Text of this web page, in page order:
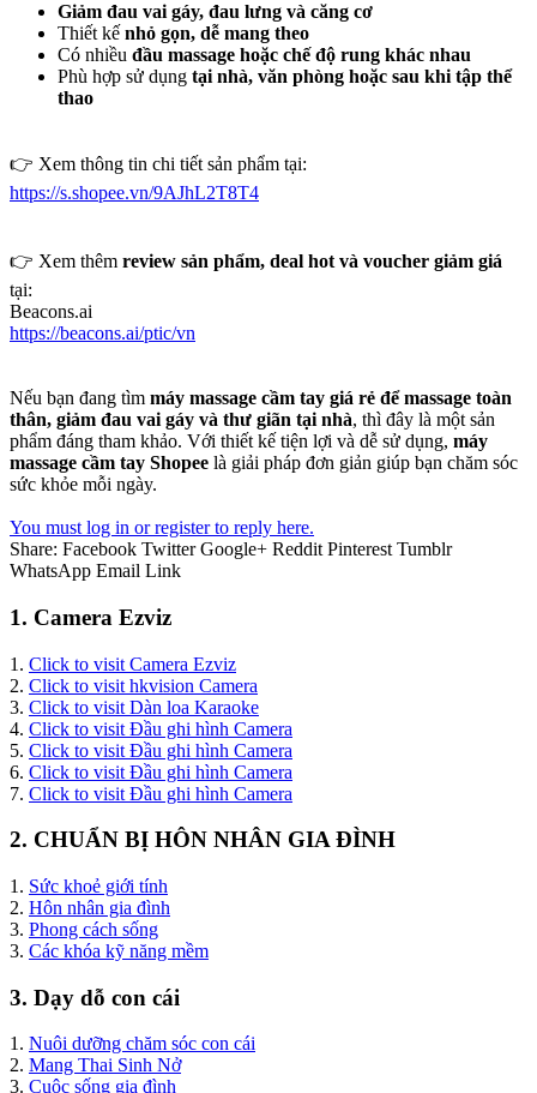
Giảm đau vai gáy, đau lưng và căng cơ
Thiết kế nhỏ gọn, dễ mang theo
Có nhiều đầu massage hoặc chế độ rung khác nhau
Phù hợp sử dụng tại nhà, văn phòng hoặc sau khi tập thể
thao
👉 Xem thông tin chi tiết sản phẩm tại:
https://s.shopee.vn/9AJhL2T8T4
👉 Xem thêm review sản phẩm, deal hot và voucher giảm giá
tại:
Beacons.ai
https://beacons.ai/ptic/vn
Nếu bạn đang tìm máy massage cầm tay giá rẻ để massage toàn
thân, giảm đau vai gáy và thư giãn tại nhà, thì đây là một sản
phẩm đáng tham khảo. Với thiết kế tiện lợi và dễ sử dụng, máy
massage cầm tay Shopee là giải pháp đơn giản giúp bạn chăm sóc
sức khỏe mỗi ngày.
You must log in or register to reply here.
Share: Facebook Twitter Google+ Reddit Pinterest Tumblr
WhatsApp Email Link
1. Camera Ezviz
1. Click to visit Camera Ezviz
2. Click to visit hkvision Camera
3. Click to visit Dàn loa Karaoke
4. Click to visit Đầu ghi hình Camera
5. Click to visit Đầu ghi hình Camera
6. Click to visit Đầu ghi hình Camera
7. Click to visit Đầu ghi hình Camera
2. CHUẨN BỊ HÔN NHÂN GIA ĐÌNH
1. Sức khoẻ giới tính
2. Hôn nhân gia đình
3. Phong cách sống
3. Các khóa kỹ năng mềm
3. Dạy dỗ con cái
1. Nuôi dưỡng chăm sóc con cái
2. Mang Thai Sinh Nở
3. Cuộc sống gia đình